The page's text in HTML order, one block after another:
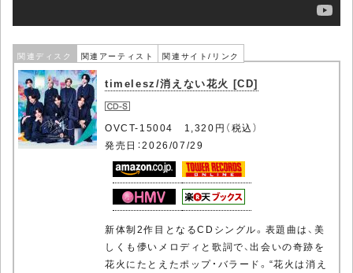
関連ディスク 関連アーティスト 関連サイト/リンク
timelesz/消えない花火 [CD]
OVCT-15004 1,320円（税込）
発売日：2026/07/29
新体制2作目となるCDシングル。表題曲は、美
しくも儚いメロディと歌詞で、出会いの奇跡を
花火にたとえたポップ・バラード。“花火は消え